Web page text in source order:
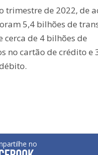
trimestre de 2022, de
5,4 bilhões de
cerca de 4 bilhões de
no cartão de crédito e
no